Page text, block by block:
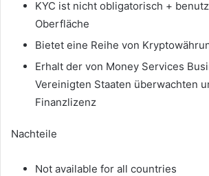
KYC ist nicht obligatorisch +
Oberfläche
Bietet eine Reihe von
Erhalt der von Money Services
Vereinigten Staaten überwachten
Finanzlizenz
Nachteile
Not available for all countries